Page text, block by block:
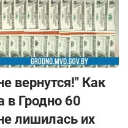
вернутся!" Как
в Гродно 60
лишилась их